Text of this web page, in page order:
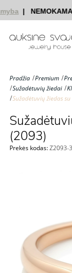
|
Pradžia Premium
Sužadėtuvių žiedai
Sužadėtuvių žiedas
(2093)
Prekės kodas:Z2093-